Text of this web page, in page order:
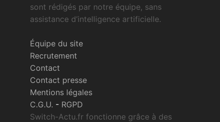
sont rédigés par notre équipe, sans
assistance d’intelligence artificielle.
Équipe du site
Recrutement
Contact
Contact presse
Mentions légales
C.G.U. - RGPD
Switch-Actu.fr fonctionne grâce à des